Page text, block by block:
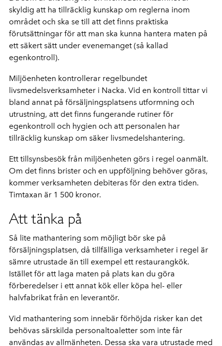
skyldig att ha tillräcklig kunskap om reglerna inom
området och ska se till att det finns praktiska
förutsättningar för att man ska kunna hantera maten på
ett säkert sätt under evenemanget (så kallad
egenkontroll).
Miljöenheten kontrollerar regelbundet
livsmedelsverksamheter i Nacka. Vid en kontroll tittar vi
bland annat på försäljningsplatsens utformning och
utrustning, att det finns fungerande rutiner för
egenkontroll och hygien och att personalen har
tillräcklig kunskap om säker livsmedelshantering.
Ett tillsynsbesök från miljöenheten görs i regel oanmält.
Om det finns brister och en uppföljning behöver göras,
kommer verksamheten debiteras för den extra tiden.
Timtaxan är 1 500 kronor.
Att tänka på
Så lite mathantering som möjligt bör ske på
försäljningsplatsen, då tillfälliga verksamheter i regel är
sämre utrustade än till exempel ett restaurangkök.
Istället för att laga maten på plats kan du göra
förberedelser i ett annat kök eller köpa hel- eller
halvfabrikat från en leverantör.
Vid mathantering som innebär förhöjda risker kan det
behövas särskilda personaltoaletter som inte får
användas av allmänheten. Dessa ska vara utrustade med